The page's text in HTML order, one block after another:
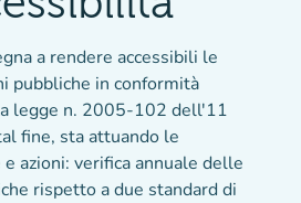
a rendere accessibili le
pubbliche in conformità
legge n. 2005-102 dell'11
fine, sta attuando le
azioni: verifica annuale delle
rispetto a due standard di